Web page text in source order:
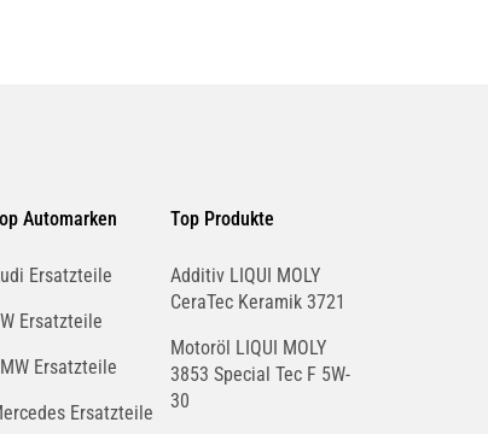
Automarken
Ersatzteile
Ersatzteile
Ersatzteile
Ersatzteile
Top Produkte
Additiv LIQUI MOLY
CeraTec Keramik 3721
Motoröl LIQUI MOLY
3853 Special Tec F 5W-
30